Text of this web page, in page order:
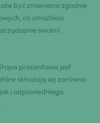
być zmieniane zgodnie
co umożliwia
swoimi
procentowa jest
składają się zarówno
i odpowiedniego